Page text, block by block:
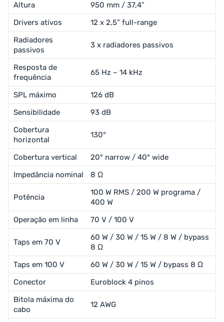
Altura
950 mm / 37,4”
Drivers ativos
12 x 2,5” full-range
Radiadores
passivos
3 x radiadores passivos
Resposta de
frequência
65 Hz – 14 kHz
SPL máximo
126 dB
Sensibilidade
93 dB
Cobertura
horizontal
130°
Cobertura vertical
20° narrow / 40° wide
Impedância nominal
8 Ω
Potência
100 W RMS / 200 W programa /
400 W
Operação em linha
70 V / 100 V
Taps em 70 V
60 W / 30 W / 15 W / 8 W / bypass
8 Ω
Taps em 100 V
60 W / 30 W / 15 W / bypass 8 Ω
Conector
Euroblock 4 pinos
Bitola máxima do
cabo
12 AWG